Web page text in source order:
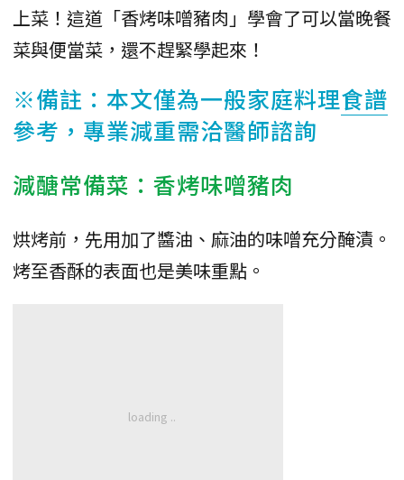
上菜！這道「香烤味噌豬肉」學會了可以當晚餐
菜與便當菜，還不趕緊學起來！
※備註：本文僅為一般家庭料理食譜
參考，專業減重需洽醫師諮詢
減醣常備菜：香烤味噌豬肉
烘烤前，先用加了醬油、麻油的味噌充分醃漬。
烤至香酥的表面也是美味重點。